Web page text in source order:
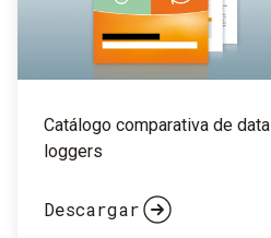
Catálogo comparativa de data
loggers
Descargar